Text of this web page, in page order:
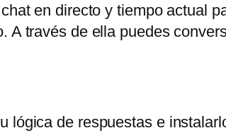
en directo y tiempo actual
A través de ella puedes
lógica de respuestas e